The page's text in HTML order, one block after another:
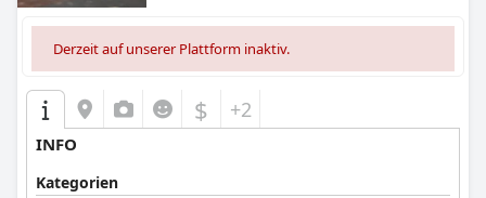
Derzeit auf unserer Plattform inaktiv.
$ +2
INFO
Kategorien